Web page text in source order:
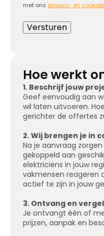
met ons privacy- en
Hoe werkt
1. Beschrijf jouw
Geef eenvoudig aan
wil laten uitvoeren.
gerichter de offertes
2. Wij brengen je in
Na je aanvraag
gekoppeld aan
elektriciens in jouw
vakmensen reageren
actief te zijn in jouw
3. Ontvang en
Je ontvangt één of
prijzen, aanpak en